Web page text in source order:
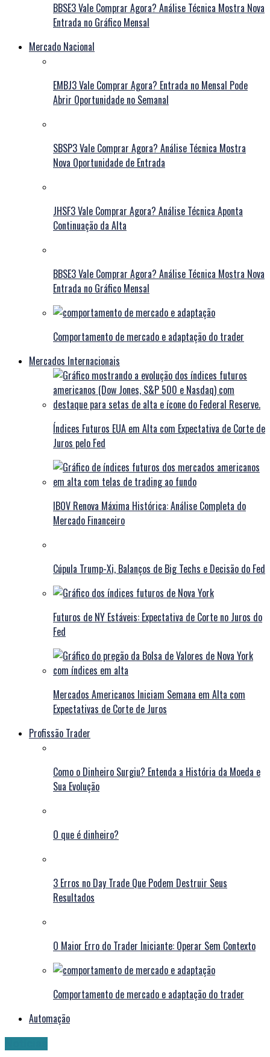
BBSE3 Vale Comprar Agora? Análise Técnica Mostra Nova
Entrada no Gráfico Mensal
Mercado Nacional
EMBJ3 Vale Comprar Agora? Entrada no Mensal Pode
Abrir Oportunidade no Semanal
SBSP3 Vale Comprar Agora? Análise Técnica Mostra
Nova Oportunidade de Entrada
JHSF3 Vale Comprar Agora? Análise Técnica Aponta
Continuação da Alta
BBSE3 Vale Comprar Agora? Análise Técnica Mostra Nova
Entrada no Gráfico Mensal
Comportamento de mercado e adaptação do trader
Mercados Internacionais
Índices Futuros EUA em Alta com Expectativa de Corte de
Juros pelo Fed
IBOV Renova Máxima Histórica: Análise Completa do
Mercado Financeiro
Cúpula Trump-Xi, Balanços de Big Techs e Decisão do Fed
Futuros de NY Estáveis: Expectativa de Corte no Juros do
Fed
Mercados Americanos Iniciam Semana em Alta com
Expectativas de Corte de Juros
Profissão Trader
Como o Dinheiro Surgiu? Entenda a História da Moeda e
Sua Evolução
O que é dinheiro?
3 Erros no Day Trade Que Podem Destruir Seus
Resultados
O Maior Erro do Trader Iniciante: Operar Sem Contexto
Comportamento de mercado e adaptação do trader
Automação